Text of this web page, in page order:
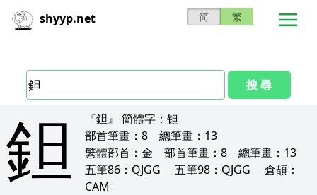
shyyp.net 简 繁
搜 尋
鉭 『鉭』 簡體字： 钽
部首筆畫： 8 總筆畫： 13
繁體部首： 金 部首筆畫： 8 總筆畫： 13
五筆86： QJGG 五筆98： QJGG 倉頡：
CAM